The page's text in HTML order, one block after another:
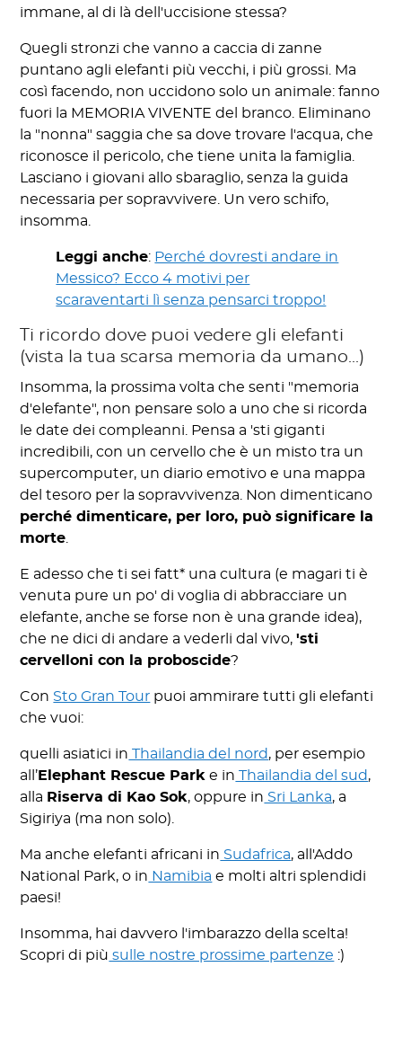
immane, al di là dell'uccisione stessa?
Quegli stronzi che vanno a caccia di zanne
puntano agli elefanti più vecchi, i più grossi. Ma
così facendo, non uccidono solo un animale: fanno
fuori la MEMORIA VIVENTE del branco. Eliminano
la "nonna" saggia che sa dove trovare l'acqua, che
riconosce il pericolo, che tiene unita la famiglia.
Lasciano i giovani allo sbaraglio, senza la guida
necessaria per sopravvivere. Un vero schifo,
insomma.
Leggi anche: Perché dovresti andare in
Messico? Ecco 4 motivi per
scaraventarti lì senza pensarci troppo!
Ti ricordo dove puoi vedere gli elefanti
(vista la tua scarsa memoria da umano...)
Insomma, la prossima volta che senti "memoria
d'elefante", non pensare solo a uno che si ricorda
le date dei compleanni. Pensa a 'sti giganti
incredibili, con un cervello che è un misto tra un
supercomputer, un diario emotivo e una mappa
del tesoro per la sopravvivenza. Non dimenticano
perché dimenticare, per loro, può significare la
morte.
E adesso che ti sei fatt* una cultura (e magari ti è
venuta pure un po' di voglia di abbracciare un
elefante, anche se forse non è una grande idea),
che ne dici di andare a vederli dal vivo,'sti
cervelloni con la proboscide?
Con Sto Gran Tour puoi ammirare tutti gli elefanti
che vuoi:
quelli asiatici in Thailandia del nord, per esempio
all’ Elephant Rescue Park e in Thailandia del sud,
alla Riserva di Kao Sok, oppure in Sri Lanka, a
Sigiriya (ma non solo).
Ma anche elefanti africani in Sudafrica, all'Addo
National Park, o in Namibia e molti altri splendidi
paesi!
Insomma, hai davvero l'imbarazzo della scelta!
Scopri di più sulle nostre prossime partenze :)